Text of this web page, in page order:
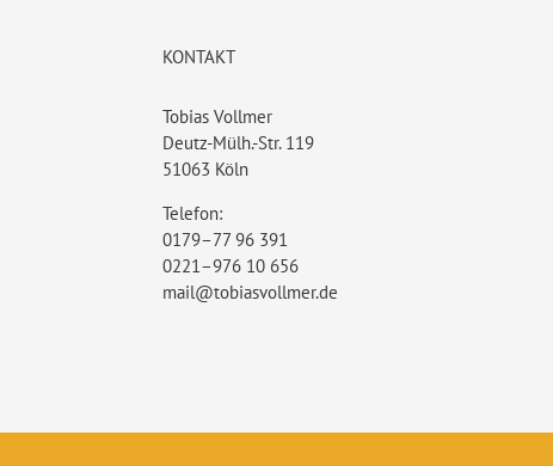
KONTAKT
Tobias Vollmer
Deutz-Mülh.-Str. 119
51063 Köln
Telefon:
0179–77 96 391
0221–976 10 656
mail@tobiasvollmer.de